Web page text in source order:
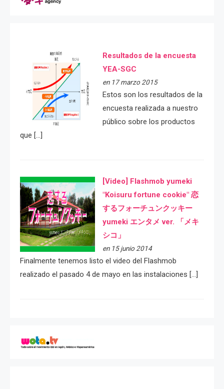
Resultados de la encuesta
YEA-SGC
en 17 marzo 2015
Estos son los resultados de la
encuesta realizada a nuestro
público sobre los productos
que […]
[Video] Flashmob yumeki
"Koisuru fortune cookie" 恋
するフォーチュンクッキー
yumeki エンタメ ver. 「メキ
シコ」
en 15 junio 2014
Finalmente tenemos listo el video del Flashmob
realizado el pasado 4 de mayo en las instalaciones […]